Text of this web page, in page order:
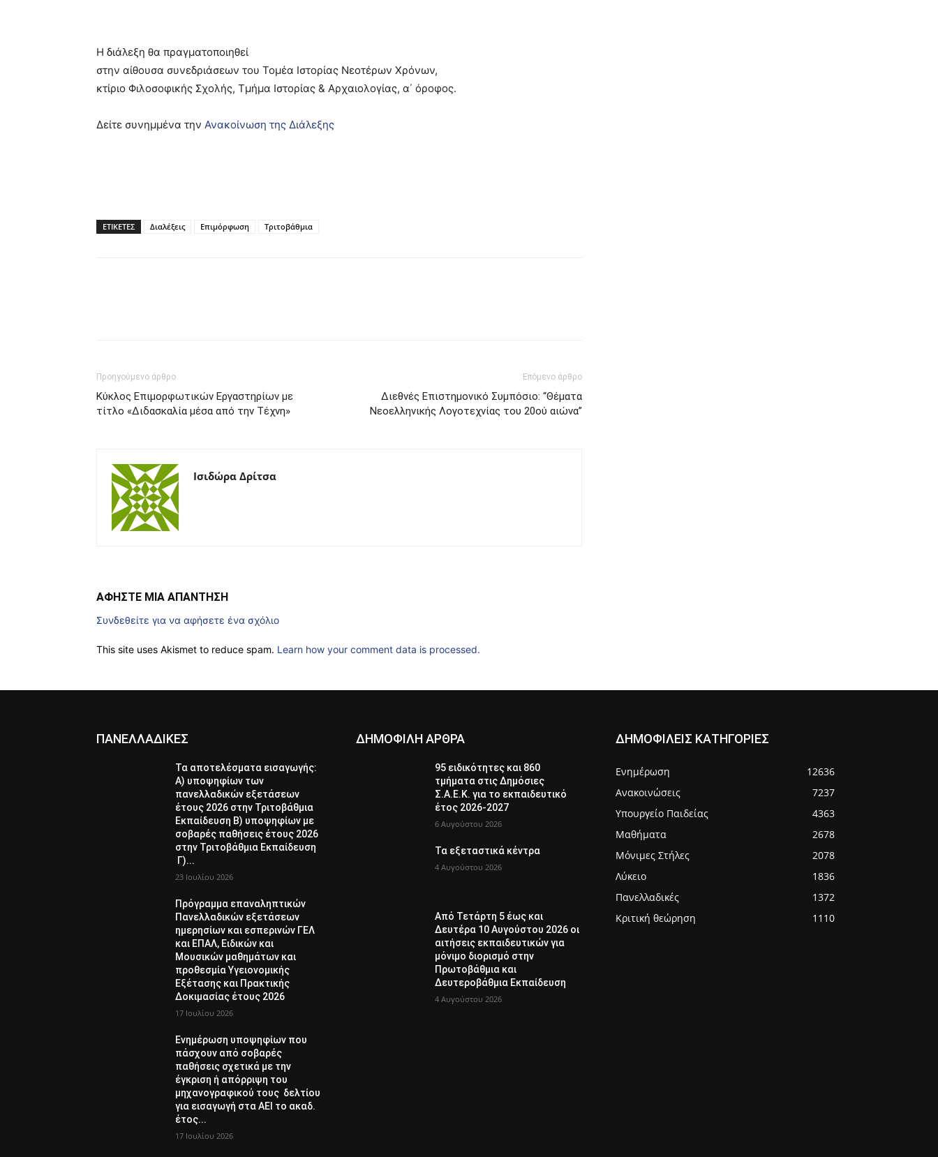
Η διάλεξη θα πραγματοποιηθεί
στην αίθουσα συνεδριάσεων του Τομέα Ιστορίας Νεοτέρων Χρόνων,
κτίριο Φιλοσοφικής Σχολής, Τμήμα Ιστορίας & Αρχαιολογίας, α΄ όροφος.
Δείτε συνημμένα την Ανακοίνωση της Διάλεξης
ΕΤΙΚΕΤΕΣ Διαλέξεις Επιμόρφωση Τριτοβάθμια
Προηγούμενο άρθρο
Κύκλος Επιμορφωτικών Εργαστηρίων με
τίτλο «Διδασκαλία μέσα από την Τέχνη»
Επόμενο άρθρο
Διεθνές Επιστημονικό Συμπόσιο: “Θέματα
Νεοελληνικής Λογοτεχνίας του 20ού αιώνα”
Ισιδώρα Δρίτσα
ΑΦΗΣΤΕ ΜΙΑ ΑΠΑΝΤΗΣΗ
Συνδεθείτε για να αφήσετε ένα σχόλιο
This site uses Akismet to reduce spam. Learn how your comment data is processed.
ΠΑΝΕΛΛΑΔΙΚΕΣ
Τα αποτελέσματα εισαγωγής:
Α) υποψηφίων των
πανελλαδικών εξετάσεων
έτους 2026 στην Τριτοβάθμια
Εκπαίδευση Β) υποψηφίων με
σοβαρές παθήσεις έτους 2026
στην Τριτοβάθμια Εκπαίδευση
Γ)...
23 Ιουλίου 2026
Πρόγραμμα επαναληπτικών
Πανελλαδικών εξετάσεων
ημερησίων και εσπερινών ΓΕΛ
και ΕΠΑΛ, Ειδικών και
Μουσικών μαθημάτων και
προθεσμία Υγειονομικής
Εξέτασης και Πρακτικής
Δοκιμασίας έτους 2026
17 Ιουλίου 2026
Ενημέρωση υποψηφίων που
πάσχουν από σοβαρές
παθήσεις σχετικά με την
έγκριση ή απόρριψη του
μηχανογραφικού τους δελτίου
για εισαγωγή στα ΑΕΙ το ακαδ.
έτος...
17 Ιουλίου 2026
ΔΗΜΟΦΙΛΗ ΑΡΘΡΑ
95 ειδικότητες και 860
τμήματα στις Δημόσιες
Σ.Α.Ε.Κ. για το εκπαιδευτικό
έτος 2026-2027
6 Αυγούστου 2026
Τα εξεταστικά κέντρα
4 Αυγούστου 2026
Από Τετάρτη 5 έως και
Δευτέρα 10 Αυγούστου 2026 οι
αιτήσεις εκπαιδευτικών για
μόνιμο διορισμό στην
Πρωτοβάθμια και
Δευτεροβάθμια Εκπαίδευση
4 Αυγούστου 2026
ΔΗΜΟΦΙΛΕΙΣ ΚΑΤΗΓΟΡΙΕΣ
Ενημέρωση
12636
Ανακοινώσεις
7237
Υπουργείο Παιδείας
4363
Μαθήματα
2678
Μόνιμες Στήλες
2078
Λύκειο
1836
Πανελλαδικές
1372
Κριτική θεώρηση
1110